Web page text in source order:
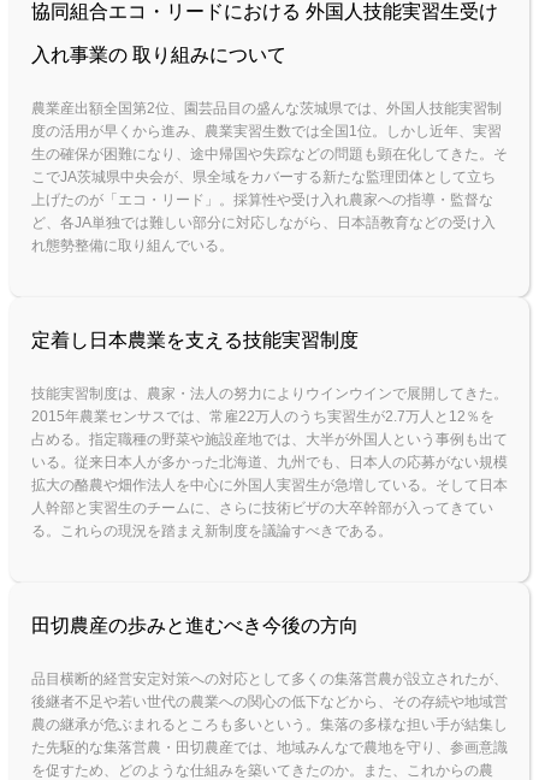
協同組合エコ・リードにおける 外国人技能実習生受け
入れ事業の 取り組みについて
農業産出額全国第2位、園芸品目の盛んな茨城県では、外国人技能実習制
度の活用が早くから進み、農業実習生数では全国1位。しかし近年、実習
生の確保が困難になり、途中帰国や失踪などの問題も顕在化してきた。そ
こでJA茨城県中央会が、県全域をカバーする新たな監理団体として立ち
上げたのが「エコ・リード」。採算性や受け入れ農家への指導・監督な
ど、各JA単独では難しい部分に対応しながら、日本語教育などの受け入
れ態勢整備に取り組んでいる。
定着し日本農業を支える技能実習制度
技能実習制度は、農家・法人の努力によりウインウインで展開してきた。
2015年農業センサスでは、常雇22万人のうち実習生が2.7万人と12％を
占める。指定職種の野菜や施設産地では、大半が外国人という事例も出て
いる。従来日本人が多かった北海道、九州でも、日本人の応募がない規模
拡大の酪農や畑作法人を中心に外国人実習生が急増している。そして日本
人幹部と実習生のチームに、さらに技術ビザの大卒幹部が入ってきてい
る。これらの現況を踏まえ新制度を議論すべきである。
田切農産の歩みと進むべき今後の方向
品目横断的経営安定対策への対応として多くの集落営農が設立されたが、
後継者不足や若い世代の農業への関心の低下などから、その存続や地域営
農の継承が危ぶまれるところも多いという。集落の多様な担い手が結集し
た先駆的な集落営農・田切農産では、地域みんなで農地を守り、参画意識
を促すため、どのような仕組みを築いてきたのか。また、これからの農